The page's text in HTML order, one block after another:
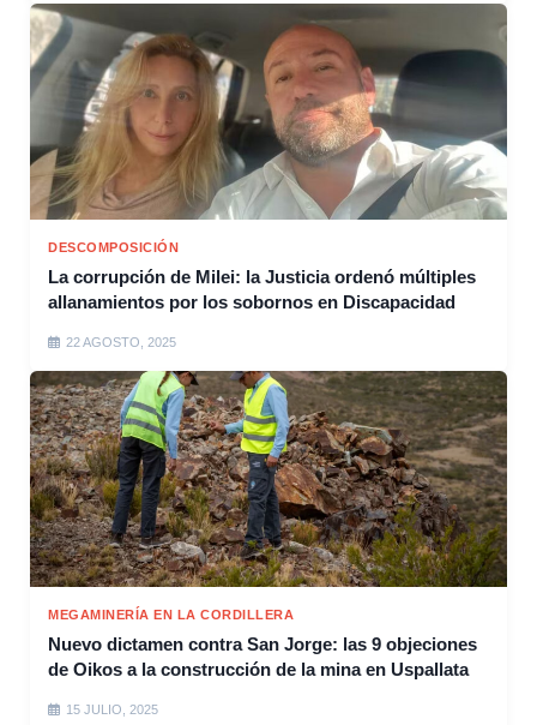
DESCOMPOSICIÓN
La corrupción de Milei: la Justicia ordenó múltiples
allanamientos por los sobornos en Discapacidad
22 AGOSTO, 2025
MEGAMINERÍA EN LA CORDILLERA
Nuevo dictamen contra San Jorge: las 9 objeciones
de Oikos a la construcción de la mina en Uspallata
15 JULIO, 2025